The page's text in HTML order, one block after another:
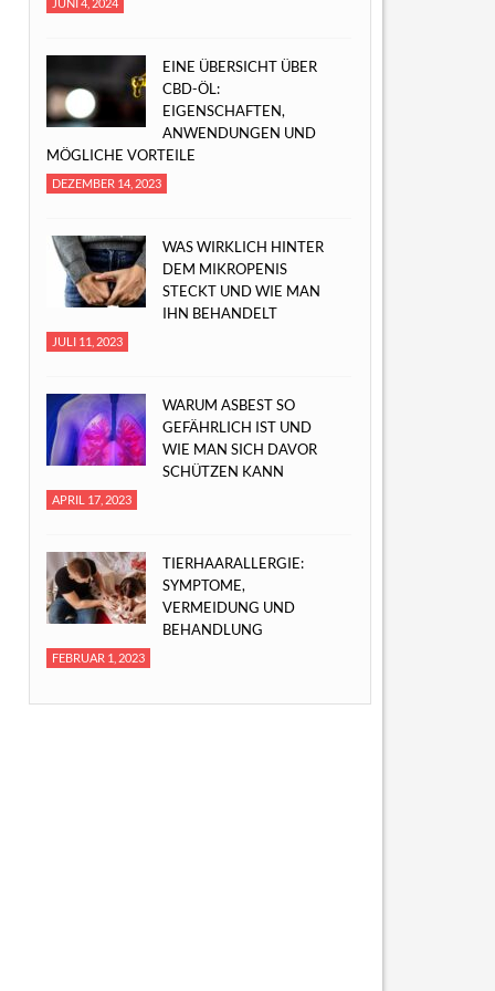
EINE ÜBERSICHT ÜBER
CBD-ÖL:
EIGENSCHAFTEN,
ANWENDUNGEN UND
MÖGLICHE VORTEILE
DEZEMBER 14, 2023
WAS WIRKLICH HINTER
DEM MIKROPENIS
STECKT UND WIE MAN
IHN BEHANDELT
JULI 11, 2023
WARUM ASBEST SO
GEFÄHRLICH IST UND
WIE MAN SICH DAVOR
SCHÜTZEN KANN
APRIL 17, 2023
TIERHAARALLERGIE:
SYMPTOME,
VERMEIDUNG UND
BEHANDLUNG
FEBRUAR 1, 2023